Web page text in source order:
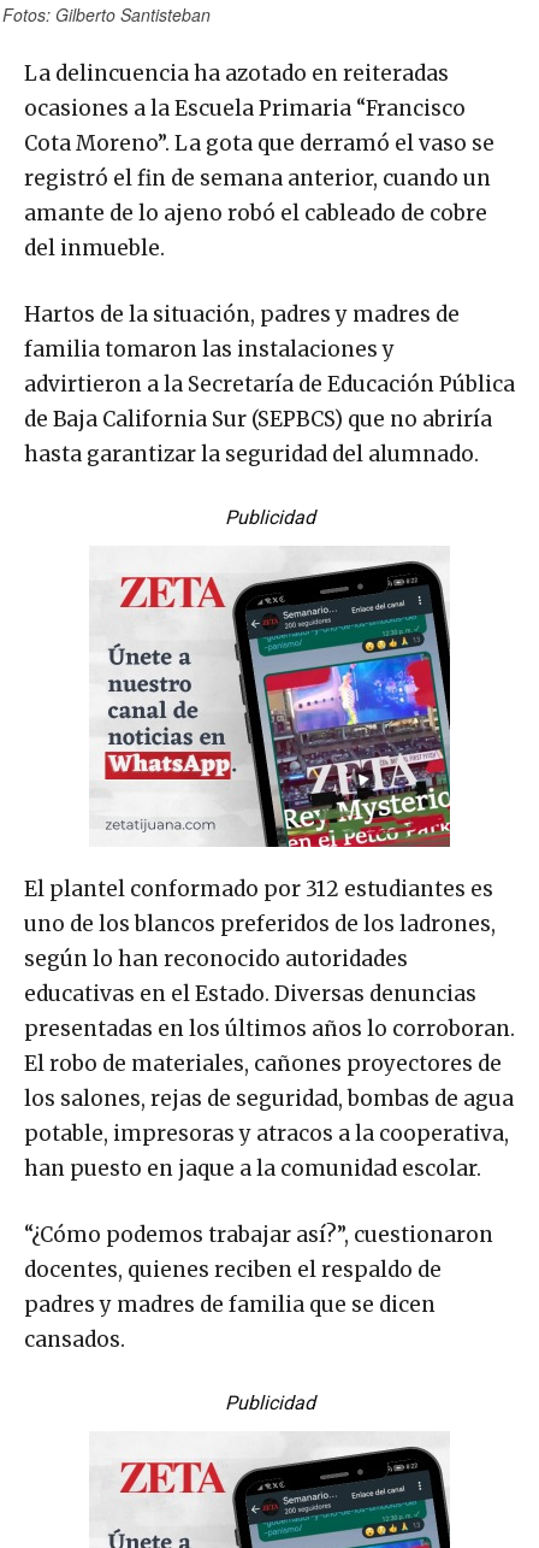
Fotos: Gilberto Santisteban
La delincuencia ha azotado en reiteradas
ocasiones a la Escuela Primaria “Francisco
Cota Moreno”. La gota que derramó el vaso se
registró el fin de semana anterior, cuando un
amante de lo ajeno robó el cableado de cobre
del inmueble.
Hartos de la situación, padres y madres de
familia tomaron las instalaciones y
advirtieron a la Secretaría de Educación Pública
de Baja California Sur (SEPBCS) que no abriría
hasta garantizar la seguridad del alumnado.
Publicidad
El plantel conformado por 312 estudiantes es
uno de los blancos preferidos de los ladrones,
según lo han reconocido autoridades
educativas en el Estado. Diversas denuncias
presentadas en los últimos años lo corroboran.
El robo de materiales, cañones proyectores de
los salones, rejas de seguridad, bombas de agua
potable, impresoras y atracos a la cooperativa,
han puesto en jaque a la comunidad escolar.
“¿Cómo podemos trabajar así?”, cuestionaron
docentes, quienes reciben el respaldo de
padres y madres de familia que se dicen
cansados.
Publicidad